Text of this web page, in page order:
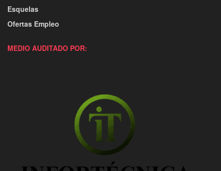
Esquelas
Ofertas Empleo
MEDIO AUDITADO POR: